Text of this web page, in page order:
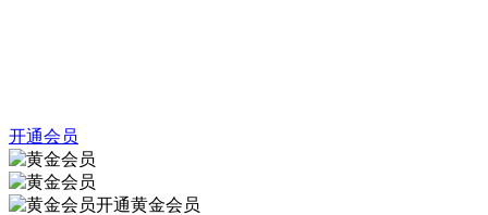
开通会员
开通黄金会员